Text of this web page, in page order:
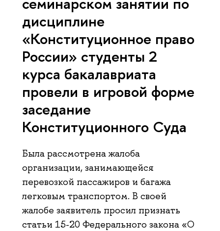
дисциплине
«Конституционное право
России» студенты 2
курса бакалавриата
провели в игровой форме
заседание
Конституционного Суда
Была рассмотрена жалоба
организации, занимающейся
перевозкой пассажиров и багажа
легковым транспортом. В своей
жалобе заявитель просил признать
статьи 15-20 Федерального закона «О